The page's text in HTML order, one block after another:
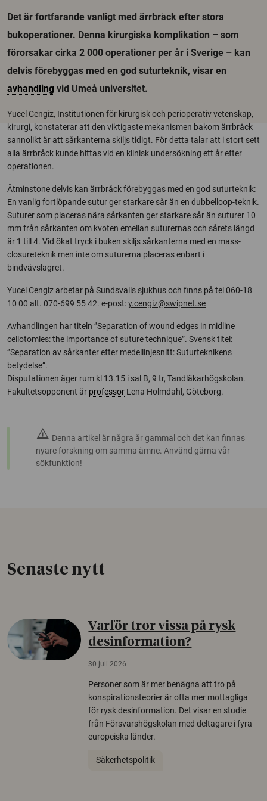
Det är fortfarande vanligt med ärrbråck efter stora
bukoperationer. Denna kirurgiska komplikation – som
förorsakar cirka 2 000 operationer per år i Sverige – kan
delvis förebyggas med en god suturteknik, visar en
avhandling vid Umeå universitet.
Yucel Cengiz, Institutionen för kirurgisk och perioperativ vetenskap,
kirurgi, konstaterar att den viktigaste mekanismen bakom ärrbråck
sannolikt är att sårkanterna skiljs tidigt. För detta talar att i stort sett
alla ärrbråck kunde hittas vid en klinisk undersökning ett år efter
operationen.
Åtminstone delvis kan ärrbråck förebyggas med en god suturteknik:
En vanlig fortlöpande sutur ger starkare sår än en dubbelloop-teknik.
Suturer som placeras nära sårkanten ger starkare sår än suturer 10
mm från sårkanten om kvoten emellan suturernas och sårets längd
är 1 till 4. Vid ökat tryck i buken skiljs sårkanterna med en mass-
closureteknik men inte om suturerna placeras enbart i
bindvävslagret.
Yucel Cengiz arbetar på Sundsvalls sjukhus och finns på tel 060-18
10 00 alt. 070-699 55 42. e-post:y.cengiz@swipnet.se
Avhandlingen har titeln ”Separation of wound edges in midline
celiotomies: the importance of suture technique”. Svensk titel:
”Separation av sårkanter efter medellinjesnitt: Suturteknikens
betydelse”.
Disputationen äger rum kl 13.15 i sal B, 9 tr, Tandläkarhögskolan.
Fakultetsopponent är professor Lena Holmdahl, Göteborg.
warning Denna artikel är några år gammal och det kan finnas
nyare forskning om samma ämne. Använd gärna vår
sökfunktion!
Senaste nytt
Varför tror vissa på rysk
desinformation?
30 juli 2026
Personer som är mer benägna att tro på
konspirationsteorier är ofta mer mottagliga
för rysk desinformation. Det visar en studie
från Försvarshögskolan med deltagare i fyra
europeiska länder.
Säkerhetspolitik